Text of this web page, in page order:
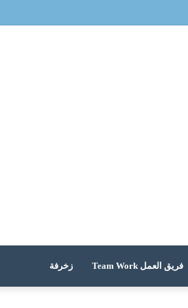
فريق العمل Team Work زخرفة